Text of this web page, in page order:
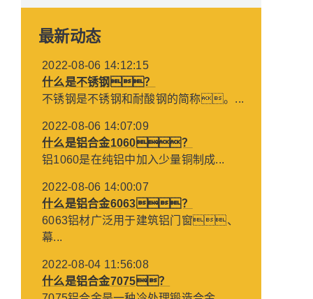
最新动态
2022-08-06 14:12:15
什么是不锈钢？
不锈钢是不锈钢和耐酸钢的简称。...
2022-08-06 14:07:09
什么是铝合金1060？
铝1060是在纯铝中加入少量铜制成...
2022-08-06 14:00:07
什么是铝合金6063？
6063铝材广泛用于建筑铝门窗、
幕...
2022-08-04 11:56:08
什么是铝合金7075？